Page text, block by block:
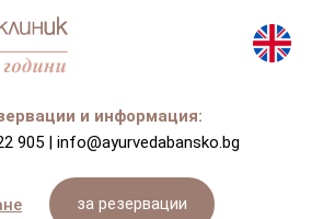
и информация:
905 | info@ayurvedabansko.bg
за резервации